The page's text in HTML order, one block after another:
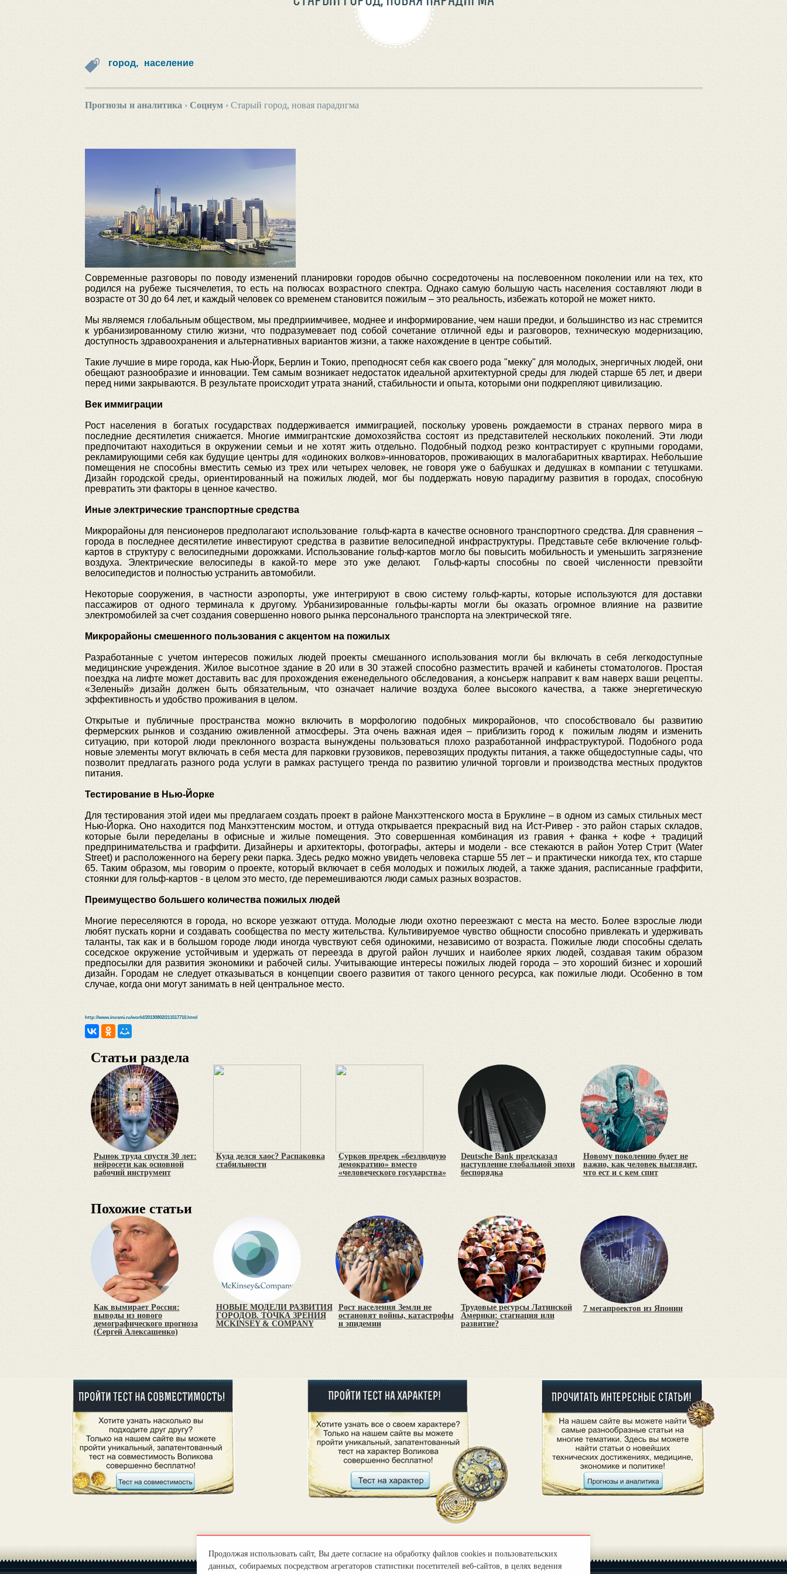
город, население
Прогнозы и аналитика › Социум› Старый город, новая парадигма
Современные разговоры по поводу изменений планировки городов обычно сосредоточены на послевоенном поколении или на тех, кто
родился на рубеже тысячелетия, то есть на полюсах возрастного спектра. Однако самую большую часть населения составляют люди в
возрасте от 30 до 64 лет, и каждый человек со временем становится пожилым – это реальность, избежать которой не может никто.
Мы являемся глобальным обществом, мы предприимчивее, моднее и информирование, чем наши предки, и большинство из нас стремится
к урбанизированному стилю жизни, что подразумевает под собой сочетание отличной еды и разговоров, техническую модернизацию,
доступность здравоохранения и альтернативных вариантов жизни, а также нахождение в центре событий.
Такие лучшие в мире города, как Нью-Йорк, Берлин и Токио, преподносят себя как своего рода "мекку" для молодых, энергичных людей, они
обещают разнообразие и инновации. Тем самым возникает недостаток идеальной архитектурной среды для людей старше 65 лет, и двери
перед ними закрываются. В результате происходит утрата знаний, стабильности и опыта, которыми они подкрепляют цивилизацию.
Век иммиграции
Рост населения в богатых государствах поддерживается иммиграцией, поскольку уровень рождаемости в странах первого мира в
последние десятилетия снижается. Многие иммигрантские домохозяйства состоят из представителей нескольких поколений. Эти люди
предпочитают находиться в окружении семьи и не хотят жить отдельно. Подобный подход резко контрастирует с крупными городами,
рекламирующими себя как будущие центры для «одиноких волков»-инноваторов, проживающих в малогабаритных квартирах. Небольшие
помещения не способны вместить семью из трех или четырех человек, не говоря уже о бабушках и дедушках в компании с тетушками.
Дизайн городской среды, ориентированный на пожилых людей, мог бы поддержать новую парадигму развития в городах, способную
превратить эти факторы в ценное качество.
Иные электрические транспортные средства
Микрорайоны для пенсионеров предполагают использование гольф-карта в качестве основного транспортного средства. Для сравнения –
города в последнее десятилетие инвестируют средства в развитие велосипедной инфраструктуры. Представьте себе включение гольф-
картов в структуру с велосипедными дорожками. Использование гольф-картов могло бы повысить мобильность и уменьшить загрязнение
воздуха. Электрические велосипеды в какой-то мере это уже делают. Гольф-карты способны по своей численности превзойти
велосипедистов и полностью устранить автомобили.
Некоторые сооружения, в частности аэропорты, уже интегрируют в свою систему гольф-карты, которые используются для доставки
пассажиров от одного терминала к другому. Урбанизированные гольфы-карты могли бы оказать огромное влияние на развитие
электромобилей за счет создания совершенно нового рынка персонального транспорта на электрической тяге.
Микрорайоны смешенного пользования с акцентом на пожилых
Разработанные с учетом интересов пожилых людей проекты смешанного использования могли бы включать в себя легкодоступные
медицинские учреждения. Жилое высотное здание в 20 или в 30 этажей способно разместить врачей и кабинеты стоматологов. Простая
поездка на лифте может доставить вас для прохождения еженедельного обследования, а консьерж направит к вам наверх ваши рецепты.
«Зеленый» дизайн должен быть обязательным, что означает наличие воздуха более высокого качества, а также энергетическую
эффективность и удобство проживания в целом.
Открытые и публичные пространства можно включить в морфологию подобных микрорайонов, что способствовало бы развитию
фермерских рынков и созданию оживленной атмосферы. Эта очень важная идея – приблизить город к пожилым людям и изменить
ситуацию, при которой люди преклонного возраста вынуждены пользоваться плохо разработанной инфраструктурой. Подобного рода
новые элементы могут включать в себя места для парковки грузовиков, перевозящих продукты питания, а также общедоступные сады, что
позволит предлагать разного рода услуги в рамках растущего тренда по развитию уличной торговли и производства местных продуктов
питания.
Тестирование в Нью-Йорке
Для тестирования этой идеи мы предлагаем создать проект в районе Манхэттенского моста в Бруклине – в одном из самых стильных мест
Нью-Йорка. Оно находится под Манхэттенским мостом, и оттуда открывается прекрасный вид на Ист-Ривер - это район старых складов,
которые были переделаны в офисные и жилые помещения. Это совершенная комбинация из гравия + фанка + кофе + традиций
предпринимательства и граффити. Дизайнеры и архитекторы, фотографы, актеры и модели - все стекаются в район Уотер Стрит (Water
Street) и расположенного на берегу реки парка. Здесь редко можно увидеть человека старше 55 лет – и практически никогда тех, кто старше
65. Таким образом, мы говорим о проекте, который включает в себя молодых и пожилых людей, а также здания, расписанные граффити,
стоянки для гольф-картов - в целом это место, где перемешиваются люди самых разных возрастов.
Преимущество большего количества пожилых людей
Многие переселяются в города, но вскоре уезжают оттуда. Молодые люди охотно переезжают с места на место. Более взрослые люди
любят пускать корни и создавать сообщества по месту жительства. Культивируемое чувство общности способно привлекать и удерживать
таланты, так как и в большом городе люди иногда чувствуют себя одинокими, независимо от возраста. Пожилые люди способны сделать
соседское окружение устойчивым и удержать от переезда в другой район лучших и наиболее ярких людей, создавая таким образом
предпосылки для развития экономики и рабочей силы. Учитывающие интересы пожилых людей города – это хороший бизнес и хороший
дизайн. Городам не следует отказываться в концепции своего развития от такого ценного ресурса, как пожилые люди. Особенно в том
случае, когда они могут занимать в ней центральное место.
http://www.inosmi.ru/world/20130802/211517710.html
Статьи раздела
Рынок труда спустя 30 лет:
нейросети как основной
рабочий инструмент
Куда делся хаос? Распаковка
стабильности
Сурков предрек «безлюдную
демократию» вместо
«человеческого государства»
Deutsche Bank предсказал
наступление глобальной эпохи
беспорядка
Новому поколению будет не
важно, как человек выглядит,
что ест и с кем спит
Похожие статьи
Как вымирает Россия:
выводы из нового
демографического прогноза
(Сергей Алексашенко)
НОВЫЕ МОДЕЛИ РАЗВИТИЯ
ГОРОДОВ. ТОЧКА ЗРЕНИЯ
MCKINSEY & COMPANY
Рост населения Земли не
остановят войны, катастрофы
и эпидемии
Трудовые ресурсы Латинской
Америки: стагнация или
развитие?
7 мегапроектов из Японии
Продолжая использовать сайт, Вы даете согласие на обработку файлов cookies и пользовательских
данных, собираемых посредством агрегаторов статистики посетителей веб-сайтов, в целях ведения